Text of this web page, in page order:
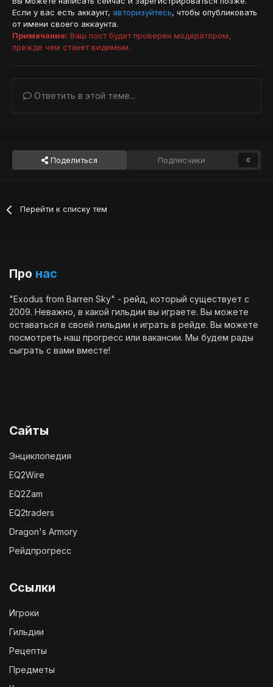
Если у вас есть аккаунт, авторизуйтесь, чтобы опубликовать
от имени своего аккаунта.
Примечание: Ваш пост будет проверен модератором,
прежде чем станет видимым.
Ответить в этой теме...
Поделиться Подписчики 0
Перейти к списку тем
Про нас
"Exodus from Barren Sky" - рейд, который существует с
2009. Неважно, в какой гильдии вы играете. Вы можете
оставаться в своей гильдии и играть в рейде. Вы можете
посмотреть наш прогресс или вакансии. Мы будем рады
сыграть с вами вместе!
Сайты
Энциклопедия
EQ2Wire
EQ2Zam
EQ2traders
Dragon's Armory
Рейдпрогресс
Ссылки
Игроки
Гильдии
Рецепты
Предметы